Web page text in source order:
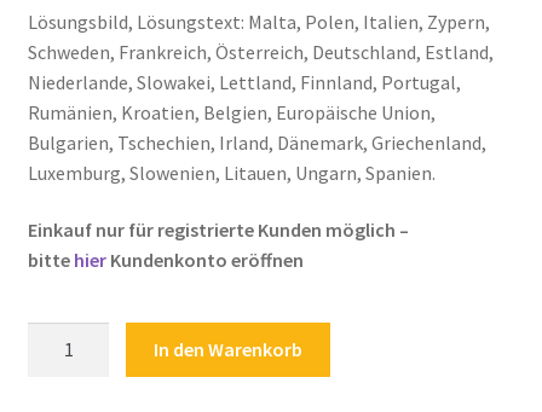
Versandarten
Warenkorb
Widerrufsbelehrung
Zahlungsarten
Lösungsbild, Lösungstext: Malta, Polen, Italien, Zypern,
Schweden, Frankreich, Österreich, Deutschland, Estland,
Niederlande, Slowakei, Lettland, Finnland, Portugal,
Rumänien, Kroatien, Belgien, Europäische Union,
Bulgarien, Tschechien, Irland, Dänemark, Griechenland,
Luxemburg, Slowenien, Litauen, Ungarn, Spanien.
Einkauf nur für registrierte Kunden möglich –
bitte hierKundenkonto eröffnen
In den Warenkorb